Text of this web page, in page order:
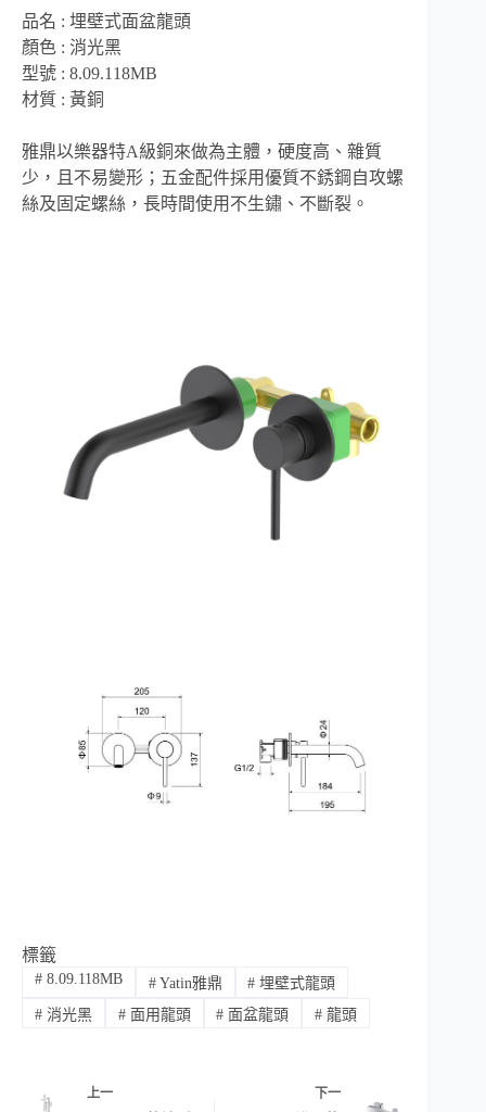
品名 : 埋壁式面盆龍頭
顏色 : 消光黑
型號 : 8.09.118MB
材質 : 黃銅
雅鼎以樂器特A級銅來做為主體，硬度高、雜質
少，且不易變形；五金配件採用優質不銹鋼自攻螺
絲及固定螺絲，長時間使用不生鏽、不斷裂。
標籤
#8.09.118MB #Yatin雅鼎 # 埋壁式龍頭
#消光黑 #面用龍頭 # 面盆龍頭 # 龍頭
上一 下一